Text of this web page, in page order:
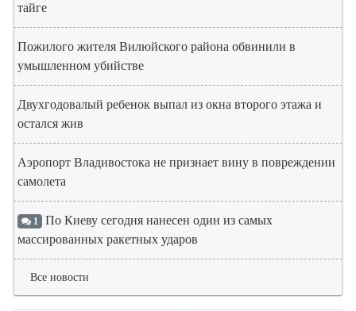
тайге
Пожилого жителя Вилюйского района обвинили в
умышленном убийстве
Двухгодовалый ребенок выпал из окна второго этажа и
остался жив
Аэропорт Владивостока не признает вину в повреждении
самолета
1 По Киеву сегодня нанесен один из самых
массированных ракетных ударов
Все новости